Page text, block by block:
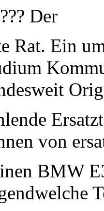
Der
Rat. Ein
von
BMW